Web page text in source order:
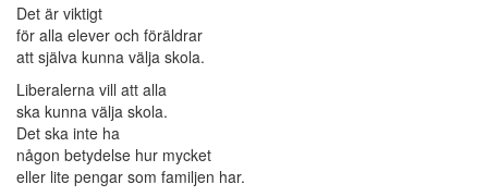
Det är viktigt
för alla elever och föräldrar
att själva kunna välja skola.
Liberalerna vill att alla
ska kunna välja skola.
Det ska inte ha
någon betydelse hur mycket
eller lite pengar som familjen har.